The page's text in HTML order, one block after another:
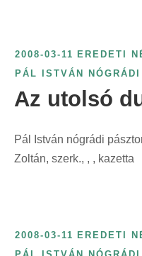
e
g
ó
a
r
i
v
s
á
s
z
n
l
á
s
2008-03-11 EREDETI
PÁL ISTVÁN
Az utolsó
Pál István nógrádi
Zoltán, szerk., , , kazetta
2008-03-11 EREDETI